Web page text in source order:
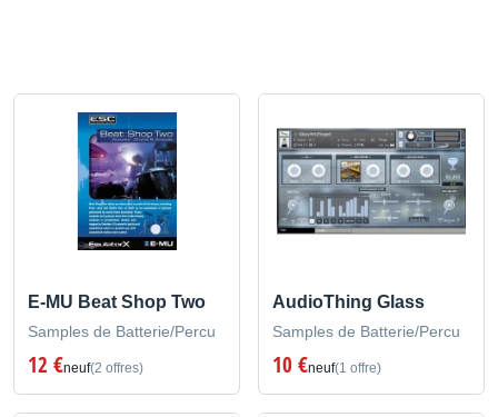
E-MU Beat Shop Two
Samples de Batterie/Percu
12 €neuf(2 offres)
AudioThing Glass
Samples de Batterie/Percu
10 €neuf(1 offre)